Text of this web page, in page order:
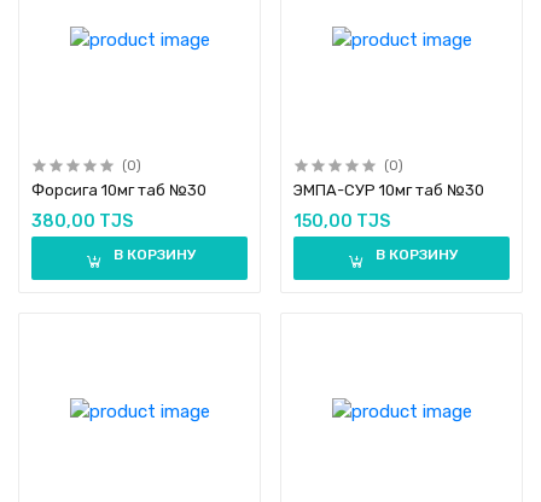
(0)
Форсига 10мг таб №30
380,00 TJS
В КОРЗИНУ
(0)
ЭМПА-СУР 10мг таб №30
150,00 TJS
В КОРЗИНУ